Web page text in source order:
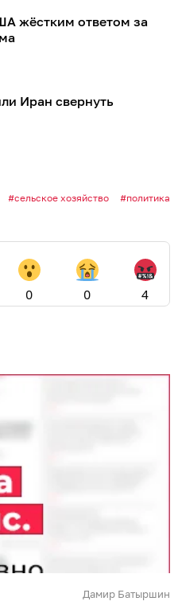
жёстким ответом за
Иран свернуть
сельское хозяйство политика
0 0 4
Дамир Батыршин